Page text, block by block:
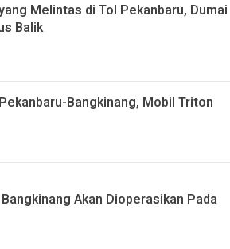
Melintas di Tol Pekanbaru, Dumai
Balik
Bangkinang, Mobil Triton
Akan Dioperasikan Pada